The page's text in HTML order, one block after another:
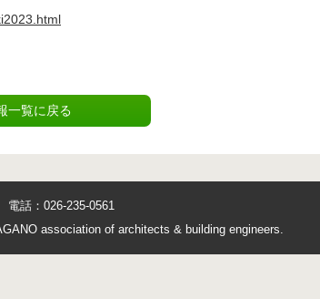
一覧に戻る
話：026-235-0561
association of architects & building engineers.